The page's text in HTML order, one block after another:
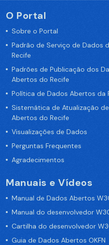
O Portal
Sobre o Portal
Padrão de Serviço de Dados
Recife
Padrões de Publicação dos
Abertos do Recife
Política de Dados Abertos da
Sistemática de Atualização
Abertos do Recife
Visualizações de Dados
Perguntas Frequentes
Agradecimentos
Manuais e Vídeos
Manual de Dados Abertos
Manual do desenvolvedor
Cartilha do desenvolvedor
Guia de Dados Abertos OKFN